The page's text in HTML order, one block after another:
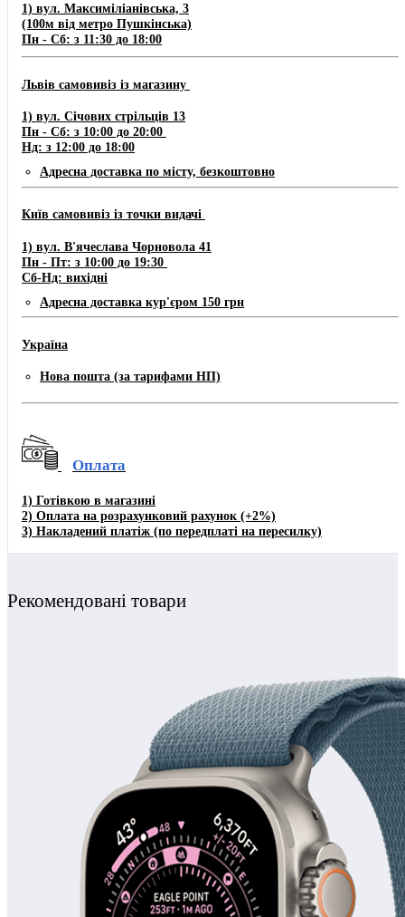
1) вул. Максиміліанівська, 3
(100м від метро Пушкінська)
Пн - Сб: з 11:30 до 18:00
Львів самовивіз із магазину
​1) ​​​вул. Січових стрільців 13
Пн - Сб: з 10:00 до 20:00
Нд: з 12:00 до 18:00
Адресна доставка по місту, безкоштовно
Київ самовивіз із точки видачі
1) вул. В'ячеслава Чорновола 41
Пн - Пт: з 10:00 до 19:30
Сб-Нд: вихідні
Адресна доставка кур'єром 150 грн
Україна
Нова пошта (за тарифами НП)
Оплата
1) Готівкою в магазині
2) Оплата на розрахунковий рахунок (+2%)
3) Накладений платіж (по передплаті на пересилку)
Рекомендовані товари